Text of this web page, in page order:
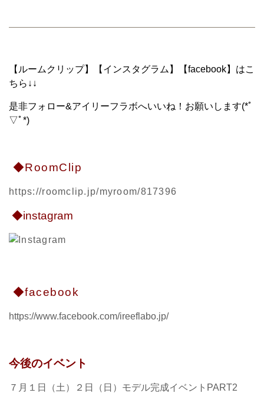
【ルームクリップ】【インスタグラム】【facebook】はこ
ちら↓↓
是非フォロー&アイリーフラボへいいね！お願いします(*ﾟ
▽ﾟ*)
◆RoomClip
https://roomclip.jp/myroom/817396
◆instagram
◆facebook
https://www.facebook.com/ireeflabo.jp/
今後のイベント
７月１日（土）２日（日）モデル完成イベントPART2